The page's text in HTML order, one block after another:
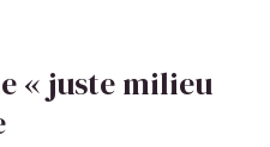
« juste milieu